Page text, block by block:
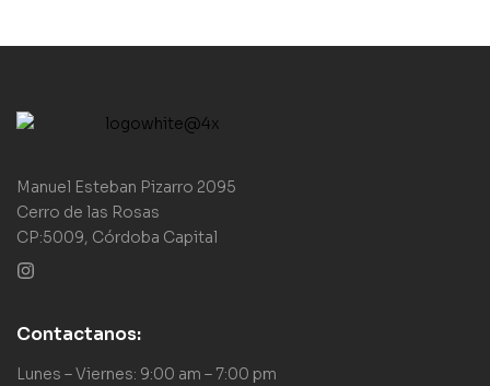
Manuel Esteban Pizarro 2095
Cerro de las Rosas
CP:5009, Córdoba Capital
Contactanos:
Lunes – Viernes: 9:00 am – 7:00 pm